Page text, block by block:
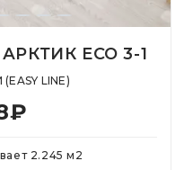
ЕСО 3-1
LINE)
₽
2.245 м 2